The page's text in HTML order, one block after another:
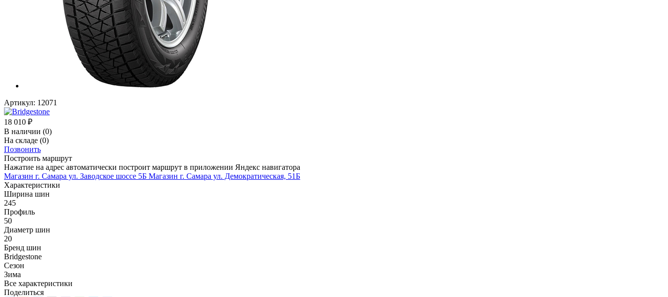
Артикул: 12071
18 010 ₽
В наличии (0)
На складе (0)
Позвонить
Построить маршрут
Нажатие на адрес автоматически построит маршрут в приложении Яндекс навигатора
Магазин г. Самара ул. Заводское шоссе 5Б Магазин г. Самара ул. Демократическая, 51Б
Характеристики
Ширина шин
245
Профиль
50
Диаметр шин
20
Бренд шин
Bridgestone
Сезон
Зима
Все характеристики
Поделиться